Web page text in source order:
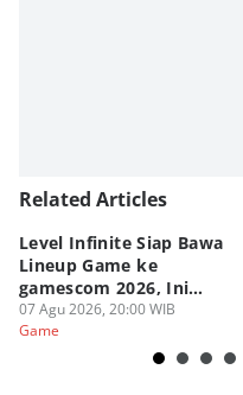
Related Articles
Level Infinite Siap Bawa
Lineup Game ke
gamescom 2026, Ini
Judulnya!
07 Agu 2026, 20:00 WIB
Game